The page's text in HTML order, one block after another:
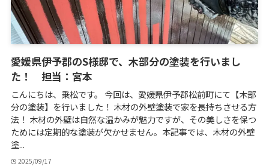
愛媛県伊予郡のS様邸で、木部分の塗装を行いまし
た！ 担当：宮本
こんにちは、乗松です。 今回は、愛媛県伊予郡松前町にて【木部
分の塗装】を行いました！ 木材の外壁塗装で家を長持ちさせる方
法！ 木材の外壁は自然な温かみが魅力ですが、その美しさを保つ
ためには定期的な塗装が欠かせません。本記事では、木材の外壁
塗...
2025/09/17